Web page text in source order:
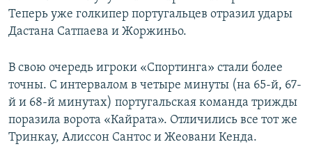
Теперь уже голкипер португальцев отразил удары
Дастана Сатпаева и Жоржиньо.
В свою очередь игроки «Спортинга» стали более
точны. С интервалом в четыре минуты (на 65-й, 67-
й и 68-й минутах) португальская команда трижды
поразила ворота «Кайрата». Отличились все тот же
Тринкау, Алиссон Сантос и Жеовани Кенда.